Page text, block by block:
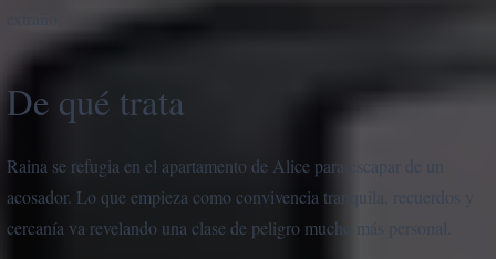
De qué trata
Raina se refugia en el apartamento de Alice para escapar de un
acosador. Lo que empieza como convivencia tranquila, recuerdos y
cercanía va revelando una clase de peligro mucho más personal.